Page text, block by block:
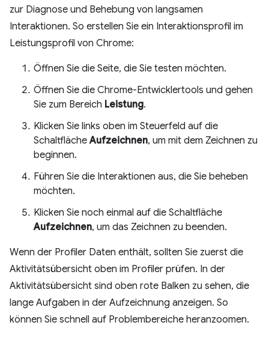
zur Diagnose und Behebung von langsamen
Interaktionen. So erstellen Sie ein Interaktionsprofil im
Leistungsprofil von Chrome:
Öffnen Sie die Seite, die Sie testen möchten.
Öffnen Sie die Chrome-Entwicklertools und gehen
Sie zum Bereich Leistung.
Klicken Sie links oben im Steuerfeld auf die
SchaltflächeAufzeichnen, um mit dem Zeichnen zu
beginnen.
Führen Sie die Interaktionen aus, die Sie beheben
möchten.
Klicken Sie noch einmal auf die Schaltfläche
Aufzeichnen, um das Zeichnen zu beenden.
Wenn der Profiler Daten enthält, sollten Sie zuerst die
Aktivitätsübersicht oben im Profiler prüfen. In der
Aktivitätsübersicht sind oben rote Balken zu sehen, die
lange Aufgaben in der Aufzeichnung anzeigen. So
können Sie schnell auf Problembereiche heranzoomen.